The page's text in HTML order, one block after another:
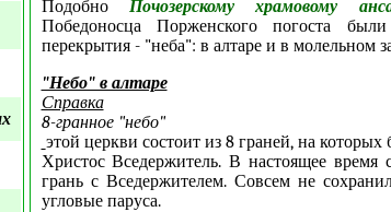
Подобно Почозерскому храмовому
Победоносца Порженского погоста
перекрытия - "неба": в алтаре и в молельном
"Небо" в алтаре
Справка
8-гранное "небо"
этой церкви состоит из 8 граней, на
Христос Вседержитель. В настоящее время
грань с Вседержителем. Совсем не
угловые паруса.